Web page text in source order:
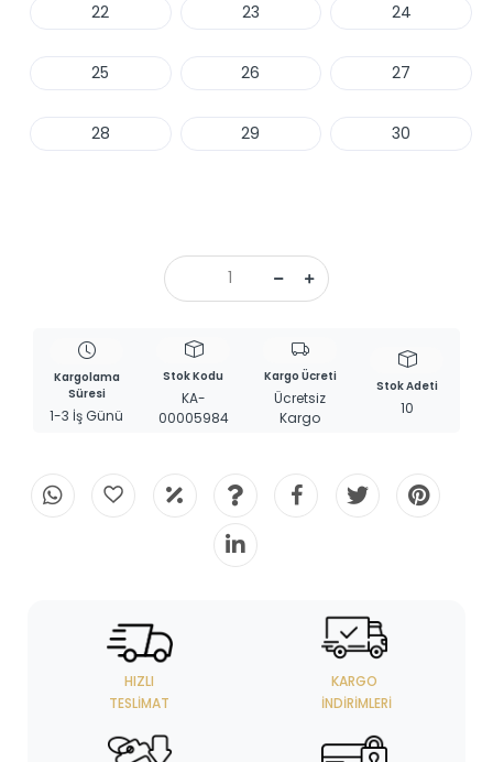
22 23 24
25 26 27
28 29 30
Kargolama
Süresi
1-3 İş Günü
Stok Kodu
KA-
00005984
Kargo Ücreti
Ücretsiz
Kargo
Stok Adeti
10
HIZLI
TESLIMAT
KARGO
İNDIRIMLERI